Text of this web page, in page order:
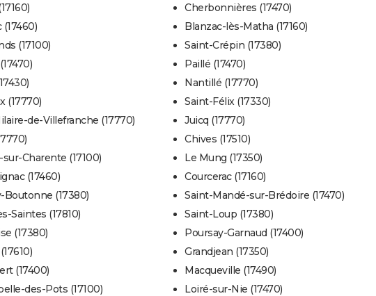
(17100)
(17770)
de-Villefranche (17770)
sur-Charente (17100)
(17460)
Boutonne (17380)
Saintes (17810)
(17380)
(17400)
des-Pots (17100)
Cherbonnières (17470)
Blanzac-lès-Matha (17160)
Saint-Crépin (17380)
Paillé (17470)
Nantillé (17770)
Saint-Félix (17330)
Juicq (17770)
Chives (17510)
Le Mung (17350)
Courcerac (17160)
Saint-Mandé-sur-Brédoire (17470)
Saint-Loup (17380)
Poursay-Garnaud (17400)
Grandjean (17350)
Macqueville (17490)
Loiré-sur-Nie (17470)